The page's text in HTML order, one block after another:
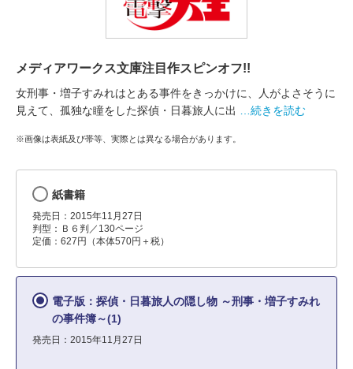
メディアワークス文庫注目作スピンオフ!!
女刑事・増子すみれはとある事件をきっかけに、人がよさそうに
見えて、孤独な瞳をした探偵・日暮旅人に出
…続きを読む
※画像は表紙及び帯等、実際とは異なる場合があります。
紙書籍
発売日：2015年11月27日
判型：Ｂ６判／130ページ
定価：627円（本体570円＋税）
電子版：探偵・日暮旅人の隠し物 ～刑事・増子すみれ
の事件簿～(1)
発売日：2015年11月27日